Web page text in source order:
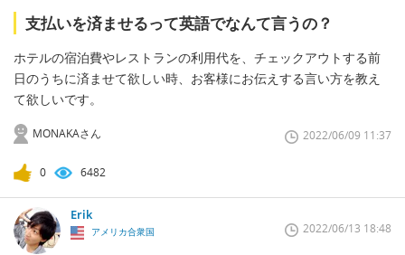
支払いを済ませるって英語でなんて言うの？
ホテルの宿泊費やレストランの利用代を、チェックアウトする前
日のうちに済ませて欲しい時、お客様にお伝えする言い方を教え
て欲しいです。
MONAKAさん 2022/06/09 11:37
0 6482
Erik
アメリカ合衆国 2022/06/13 18:48